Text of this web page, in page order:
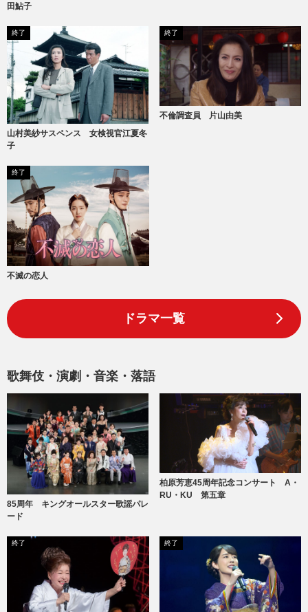
田鮎子
終了
山村美紗サスペンス 女検視官江夏冬
子
終了
不倫調査員 片山由美
終了
不滅の恋人
ドラマ一覧
歌舞伎・演劇・音楽・落語
85周年 キングオールスター歌謡パレ
ード
柏原芳恵45周年記念コンサート A・
RU・KU 第五章
終了 終了